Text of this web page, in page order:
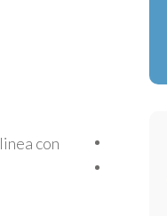
con